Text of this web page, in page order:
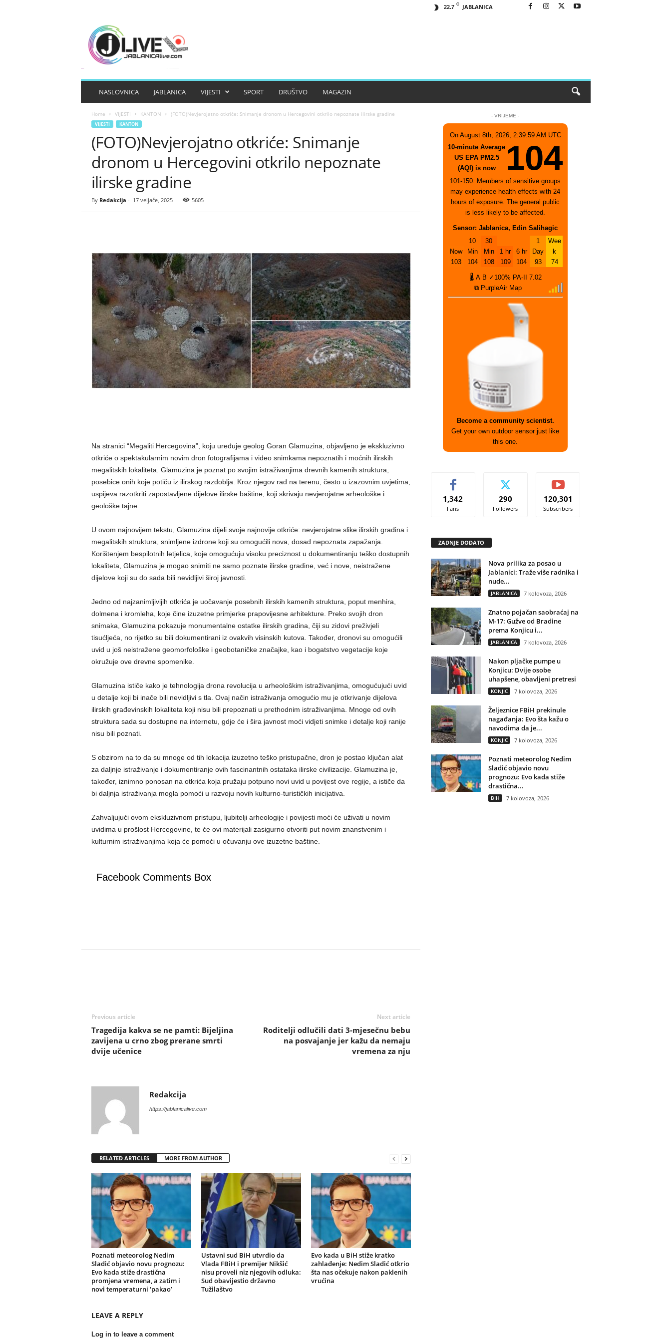
22.7 C JABLANICA
NASLOVNICA JABLANICA VIJESTI SPORT DRUŠTVO MAGAZIN
Home VIJESTI KANTON (FOTO)Nevjerojatno otkriće: Snimanje dronom u Hercegovini otkrilo nepoznate ilirske gradine
VIJESTI KANTON
(FOTO)Nevjerojatno otkriće: Snimanje
dronom u Hercegovini otkrilo nepoznate
ilirske gradine
By Redakcija - 17 veljače, 2025 5605
Na stranici “Megaliti Hercegovina”, koju uređuje geolog Goran Glamuzina, objavljeno je ekskluzivno
otkriće o spektakularnim novim dron fotografijama i video snimkama nepoznatih i moćnih ilirskih
megalitskih lokaliteta. Glamuzina je poznat po svojim istraživanjima drevnih kamenih struktura,
posebice onih koje potiču iz ilirskog razdoblja. Kroz njegov rad na terenu, često u izazovnim uvjetima,
uspijeva razotkriti zapostavljene dijelove ilirske baštine, koji skrivaju nevjerojatne arheološke i
geološke tajne.
U ovom najnovijem tekstu, Glamuzina dijeli svoje najnovije otkriće: nevjerojatne slike ilirskih gradina i
megalitskih struktura, snimljene izdrone koji su omogućili nova, dosad nepoznata zapažanja.
Korištenjem bespilotnih letjelica, koje omogućuju visoku preciznost u dokumentiranju teško dostupnih
lokaliteta, Glamuzina je mogao snimiti ne samo poznate ilirske gradine, već i nove, neistražene
dijelove koji su do sada bili nevidljivi široj javnosti.
Jedno od najzanimljivijih otkrića je uočavanje posebnih ilirskih kamenih struktura, poput menhira,
dolmena i kromleha, koje čine izuzetne primjerke prapovijesne arhitekture. Preko svojih dron
snimaka, Glamuzina pokazuje monumentalne ostatke ilirskih gradina, čiji su zidovi preživjeli
tisućljeća, no rijetko su bili dokumentirani iz ovakvih visinskih kutova. Također, dronovi su omogućili
uvid u još neistražene geomorfološke i geobotaničke značajke, kao i bogatstvo vegetacije koje
okružuje ove drevne spomenike.
Glamuzina ističe kako je tehnologija drona revolucija u arheološkim istraživanjima, omogućujući uvid
u detalje koji bi inače bili nevidljivi s tla. Ovaj način istraživanja omogućio mu je otkrivanje dijelova
ilirskih građevinskih lokaliteta koji nisu bili prepoznati u prethodnim istraživanjima. Mnoge od ovih
struktura sada su dostupne na internetu, gdje će i šira javnost moći vidjeti snimke i detalje koji ranije
nisu bili poznati.
S obzirom na to da su mnoge od tih lokacija izuzetno teško pristupačne, dron je postao ključan alat
za daljnje istraživanje i dokumentiranje ovih fascinantnih ostataka ilirske civilizacije. Glamuzina je,
također, iznimno ponosan na otkrića koja pružaju potpuno novi uvid u povijest ove regije, a ističe da
bi daljnja istraživanja mogla pomoći u razvoju novih kulturno-turističkih inicijativa.
Zahvaljujući ovom ekskluzivnom pristupu, ljubitelji arheologije i povijesti moći će uživati u novim
uvidima u prošlost Hercegovine, te će ovi materijali zasigurno otvoriti put novim znanstvenim i
kulturnim istraživanjima koja će pomoći u očuvanju ove izuzetne baštine.
Facebook Comments Box
Previous article
Tragedija kakva se ne pamti: Bijeljina
zavijena u crno zbog prerane smrti
dvije učenice
Next article
Roditelji odlučili dati 3-mjesečnu bebu
na posvajanje jer kažu da nemaju
vremena za nju
Redakcija
https://jablanicalive.com
RELATED ARTICLES MORE FROM AUTHOR
Poznati meteorolog Nedim
Sladić objavio novu prognozu:
Evo kada stiže drastična
promjena vremena, a zatim i
novi temperaturni ‘pakao’
Ustavni sud BiH utvrdio da
Vlada FBiH i premijer Nikšić
nisu proveli niz njegovih odluka:
Sud obavijestio državno
Tužilaštvo
Evo kada u BiH stiže kratko
zahlađenje: Nedim Sladić otkrio
šta nas očekuje nakon paklenih
vrućina
LEAVE A REPLY
Log in to leave a comment
- VRIJEME -
On August 8th, 2026, 2:39:59 AM UTC
10-minute Average
US EPA PM2.5
(AQI) is now
104
101-150: Members of sensitive groups
may experience health effects with 24
hours of exposure. The general public
is less likely to be affected.
Sensor: Jablanica, Edin Salihagic
Now
103
10
Min
104
30
Min
108
1 hr
109
6 hr
104
1
Day
93
Wee
k
74
🌡 A B ✓100% PA-II
7.02
⧉ PurpleAir Map
Become a community scientist.
Get your own outdoor sensor just like
this one.
1,342
Fans
290
Followers
120,301
Subscribers
ZADNJE DODATO
Nova prilika za posao u
Jablanici: Traže više radnika i
nude...
JABLANICA 7 kolovoza, 2026
Znatno pojačan saobraćaj na
M-17: Gužve od Bradine
prema Konjicu i...
JABLANICA 7 kolovoza, 2026
Nakon pljačke pumpe u
Konjicu: Dvije osobe
uhapšene, obavljeni pretresi
KONJIC 7 kolovoza, 2026
Željeznice FBiH prekinule
nagađanja: Evo šta kažu o
navodima da je...
KONJIC 7 kolovoza, 2026
Poznati meteorolog Nedim
Sladić objavio novu
prognozu: Evo kada stiže
drastična...
BIH 7 kolovoza, 2026